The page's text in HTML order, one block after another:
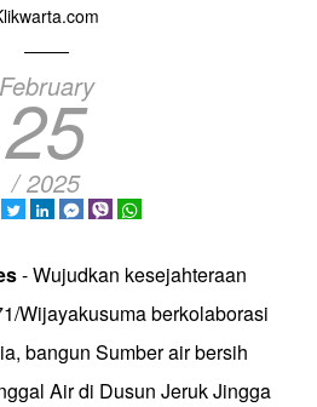
February
25
/ 2025
- Wujudkan kesejahteraan
Wijayakusuma berkolaborasi
bangun Sumber air bersih
Air di Dusun Jeruk Jingga